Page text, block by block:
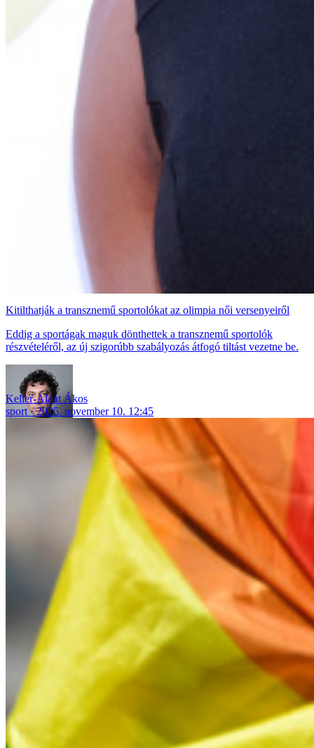
Kitilthatják a transznemű sportolókat az olimpia női versenyeiről
Eddig a sportágak maguk dönthettek a transznemű sportolók
részvételéről, az új szigorúbb szabályozás átfogó tiltást vezetne be.
Keller-Alánt Ákos
sport
2025. november 10. 12:45